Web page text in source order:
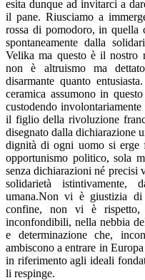
esita dunque ad invitarci a
il pane. Riusciamo a
rossa di pomodoro, in quella
spontaneamente dalla
Velika ma questo è il nostro
non è altruismo ma
disarmante quanto
ceramica assumono in
custodendo
il figlio della rivoluzione
disegnato dalla dichiarazione
dignità di ogni uomo si erge
opportunismo politico, sola
senza dichiarazioni né precisi
solidarietà istintivamente,
umana.Non vi è giustizia di
confine, non vi è
inconfondibili, nella nebbia
e determinazione che,
ambiscono a entrare in
in riferimento agli ideali
li respinge.